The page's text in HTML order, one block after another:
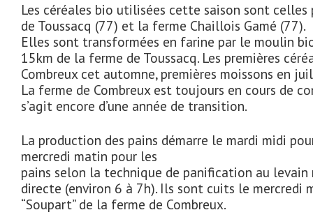
Les céréales bio utilisées cette saison sont
de Toussacq (77) et la ferme Chaillois Gamé (77).
Elles sont transformées en farine par le moulin
15km de la ferme de Toussacq. Les premières
Combreux cet automne, premières moissons en
La ferme de Combreux est toujours en cours de
s’agit encore d’une année de transition.
La production des pains démarre le mardi midi
mercredi matin pour les
pains selon la technique de panification au levain
directe (environ 6 à 7h). Ils sont cuits le mercredi
“Soupart” de la ferme de Combreux.